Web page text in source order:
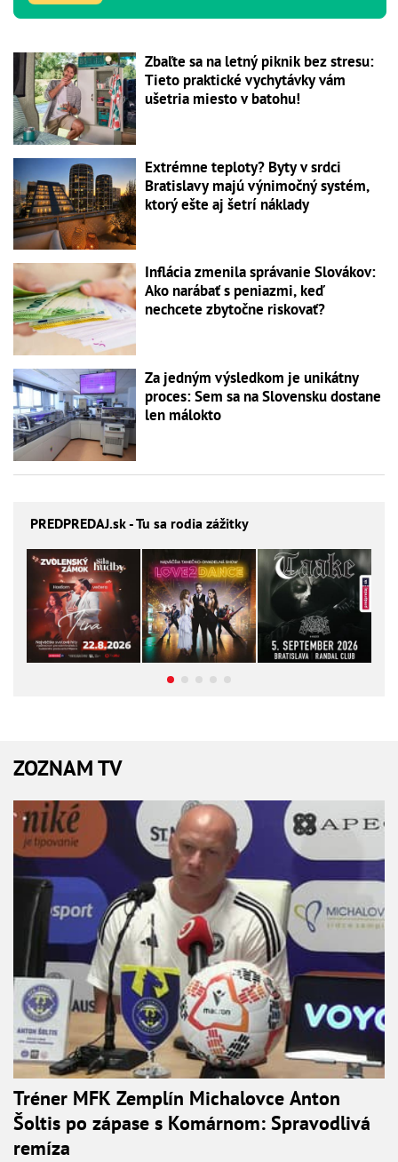
Zbaľte sa na letný piknik bez stresu:
Tieto praktické vychytávky vám
ušetria miesto v batohu!
Extrémne teploty? Byty v srdci
Bratislavy majú výnimočný systém,
ktorý ešte aj šetrí náklady
Inflácia zmenila správanie Slovákov:
Ako narábať s peniazmi, keď
nechcete zbytočne riskovať?
Za jedným výsledkom je unikátny
proces: Sem sa na Slovensku dostane
len málokto
PREDPREDAJ.sk - Tu sa rodia zážitky
ZOZNAM TV
Tréner MFK Zemplín Michalovce Anton
Šoltis po zápase s Komárnom: Spravodlivá
remíza